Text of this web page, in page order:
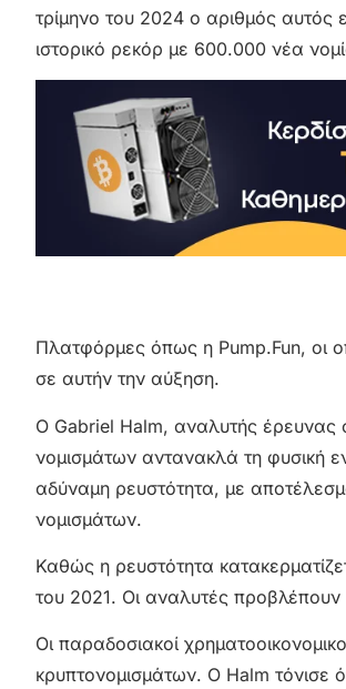
τρίμηνο του 2024 ο αριθμός
ιστορικό ρεκόρ με 600.000 νέα
Πλατφόρμες όπως η Pump.Fun, οι
σε αυτήν την αύξηση.
Ο Gabriel Halm, αναλυτής έρευνας
νομισμάτων αντανακλά τη φυσική
αδύναμη ρευστότητα, με
νομισμάτων.
Καθώς η ρευστότητα
του 2021. Οι αναλυτές
Οι παραδοσιακοί
κρυπτονομισμάτων. Ο Halm τόνισε